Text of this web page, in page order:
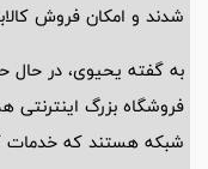
شدند و امکان فروش
فروشگاه بزرگ
شبکه هستند که خدمات